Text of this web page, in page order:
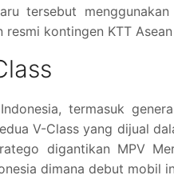
tersebut
kontingen KTT Asean
termasuk
V-Class yang dijual
digantikan MPV
dimana debut mobil